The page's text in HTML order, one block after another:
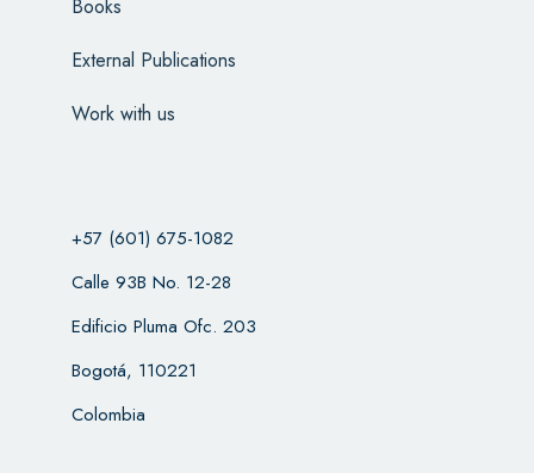
Books
External Publications
Work with us
+57 (601) 675-1082
Calle 93B No. 12-28
Edificio Pluma Ofc. 203
Bogotá, 110221
Colombia